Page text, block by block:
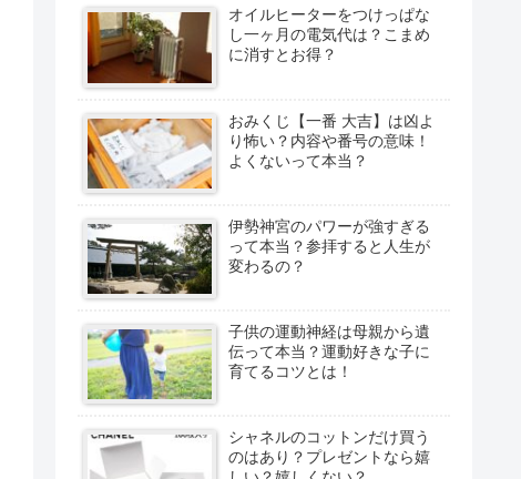
オイルヒーターをつけっぱな
し一ヶ月の電気代は？こまめ
に消すとお得？
おみくじ【一番 大吉】は凶よ
り怖い？内容や番号の意味！
よくないって本当？
伊勢神宮のパワーが強すぎる
って本当？参拝すると人生が
変わるの？
子供の運動神経は母親から遺
伝って本当？運動好きな子に
育てるコツとは！
シャネルのコットンだけ買う
のはあり？プレゼントなら嬉